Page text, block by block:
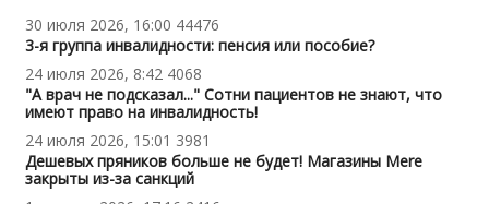
30 июля 2026, 16:00 44476
3-я группа инвалидности: пенсия или пособие?
24 июля 2026, 8:42 4068
"А врач не подсказал..." Сотни пациентов не знают, что
имеют право на инвалидность!
24 июля 2026, 15:01 3981
Дешевых пряников больше не будет! Магазины Mere
закрыты из-за санкций